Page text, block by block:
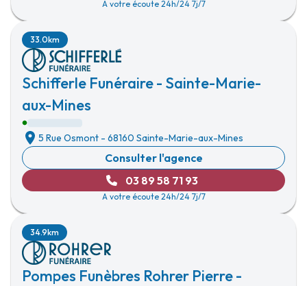
A votre écoute 24h/24 7j/7
Schifferle Funéraire - Sainte-Marie-
aux-Mines
33.0km
5 Rue Osmont - 68160 Sainte-Marie-aux-Mines
Consulter l'agence
03 89 58 71 93
A votre écoute 24h/24 7j/7
Pompes Funèbres Rohrer Pierre -
34.9km